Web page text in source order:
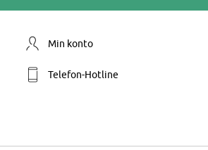
Min konto
Telefon-Hotline